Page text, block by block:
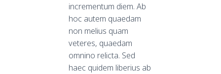
incrementum diem. Ab
hoc autem quaedam
non melius quam
veteres, quaedam
omnino relicta. Sed
haec quidem liberius ab